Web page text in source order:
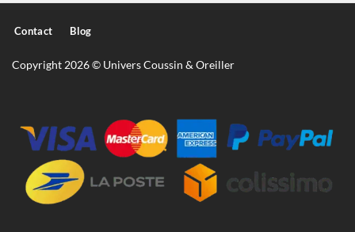
Contact Blog
Copyright 2026 © Univers Coussin & Oreiller